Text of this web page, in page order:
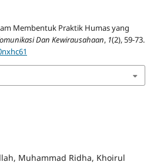
Membentuk Praktik Humas yang
Dan Kewirausahaan, 1(2), 59-73.
Muhammad Ridha, Khoirul